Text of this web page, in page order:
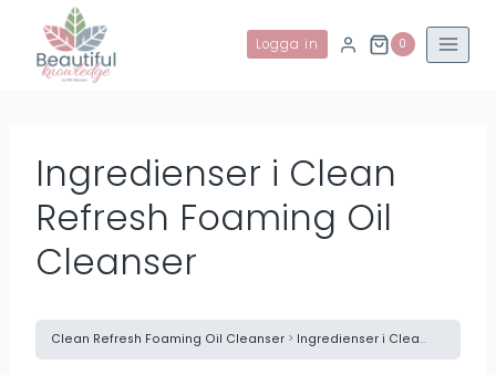
content
Logga in 0
Ingredienser i Clean
Refresh Foaming Oil
Cleanser
Clean Refresh Foaming Oil Cleanser Ingredienser i Clean Refresh Foaming Oil Cleanser